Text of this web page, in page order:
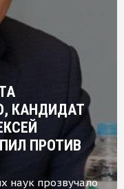
КАНДИДАТ
ПРОТИВ
наук прозвучало